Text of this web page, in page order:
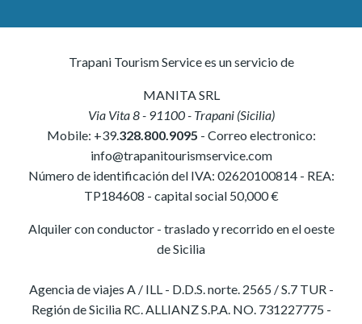
Trapani Tourism Service es un servicio de
MANITA SRL
Via Vita 8- 91100- Trapani(Sicilia)
Mobile: +39.328.800.9095 - Correo electronico:
info@trapanitourismservice.com
Número de identificación del IVA: 02620100814- REA:
TP184608 - capital social 50,000 €
Alquiler con conductor - traslado y recorrido en el oeste
de Sicilia
Agencia de viajes A / ILL - D.D.S. norte. 2565 / S.7 TUR -
Región de Sicilia RC. ALLIANZ S.P.A. NO. 731227775 -